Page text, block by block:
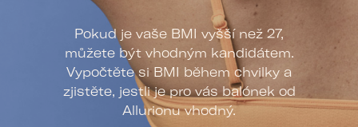
Pokud je vaše BMI vyšší než 27,
můžete být vhodným kandidátem.
Vypočtěte si BMI během chvilky a
zjistěte, jestli je pro vás balónek od
Allurionu vhodný.